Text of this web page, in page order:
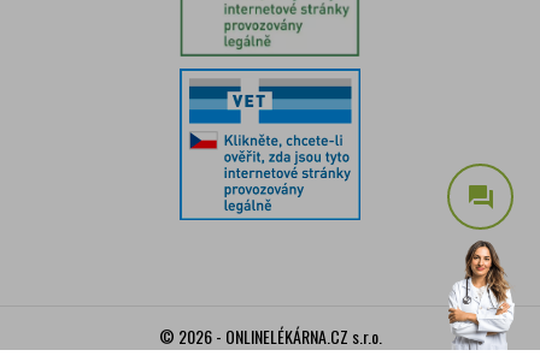
question_answer
© 2026 - ONLINELÉKÁRNA.CZ s.r.o.